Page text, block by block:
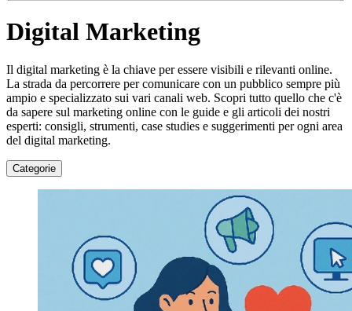
Digital Marketing
Il digital marketing è la chiave per essere visibili e rilevanti online.
La strada da percorrere per comunicare con un pubblico sempre più
ampio e specializzato sui vari canali web. Scopri tutto quello che c'è
da sapere sul marketing online con le guide e gli articoli dei nostri
esperti: consigli, strumenti, case studies e suggerimenti per ogni area
del digital marketing.
Categorie